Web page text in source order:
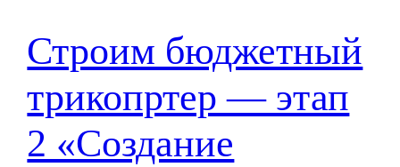
Строим бюджетный
трикопртер — этап
2 «Создание